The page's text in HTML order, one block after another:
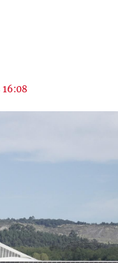
16:08